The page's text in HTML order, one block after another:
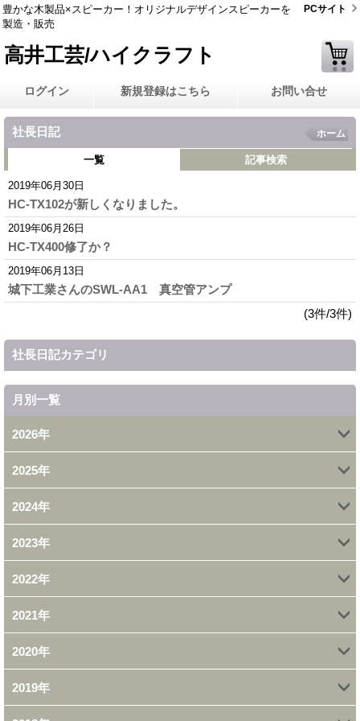
豊かな木製品×スピーカー！オリジナルデザインスピーカーを
製造・販売
PCサイト
高井工芸/ハイクラフト
ログイン 新規登録はこちら お問い合せ
社長日記 ホーム
一覧 記事検索
2019年06月30日
HC-TX102が新しくなりました。
2019年06月26日
HC-TX400修了か？
2019年06月13日
城下工業さんのSWL-AA1 真空管アンプ
(3件/3件)
社長日記カテゴリ
月別一覧
2026年
4月 (1)
2月 (2)
1月 (2)
2025年
12月 (1)
11月 (1)
10月 (2)
7月 (1)
2024年
11月 (1)
10月 (1)
8月 (1)
7月 (1)
2023年
9月 (1)
7月 (1)
6月 (1)
3月 (1)
2022年
11月 (1)
10月 (2)
9月 (5)
2021年
12月 (1)
11月 (1)
2020年
11月 (1)
2019年